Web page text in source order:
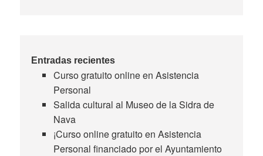
Entradas recientes
Curso gratuito online en Asistencia
Personal
Salida cultural al Museo de la Sidra de
Nava
¡Curso online gratuito en Asistencia
Personal financiado por el Ayuntamiento